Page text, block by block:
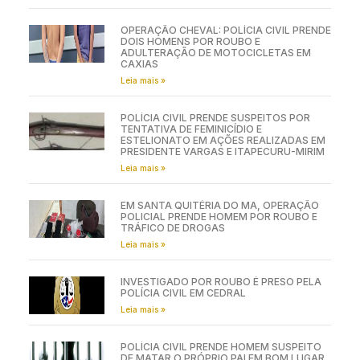
OPERAÇÃO CHEVAL: POLÍCIA CIVIL PRENDE
DOIS HOMENS POR ROUBO E
ADULTERAÇÃO DE MOTOCICLETAS EM
CAXIAS
Leia mais »
POLÍCIA CIVIL PRENDE SUSPEITOS POR
TENTATIVA DE FEMINICÍDIO E
ESTELIONATO EM AÇÕES REALIZADAS EM
PRESIDENTE VARGAS E ITAPECURU-MIRIM
Leia mais »
EM SANTA QUITÉRIA DO MA, OPERAÇÃO
POLICIAL PRENDE HOMEM POR ROUBO E
TRÁFICO DE DROGAS
Leia mais »
INVESTIGADO POR ROUBO É PRESO PELA
POLÍCIA CIVIL EM CEDRAL
Leia mais »
POLÍCIA CIVIL PRENDE HOMEM SUSPEITO